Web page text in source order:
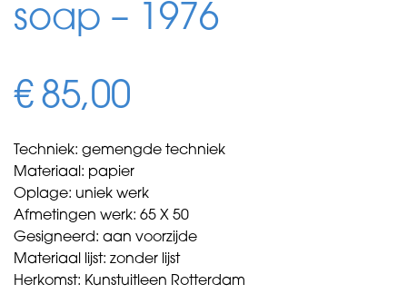
soap – 1976
€ 85,00
Techniek: gemengde techniek
Materiaal: papier
Oplage: uniek werk
Afmetingen werk: 65 X 50
Gesigneerd: aan voorzijde
Materiaal lijst: zonder lijst
Herkomst: Kunstuitleen Rotterdam